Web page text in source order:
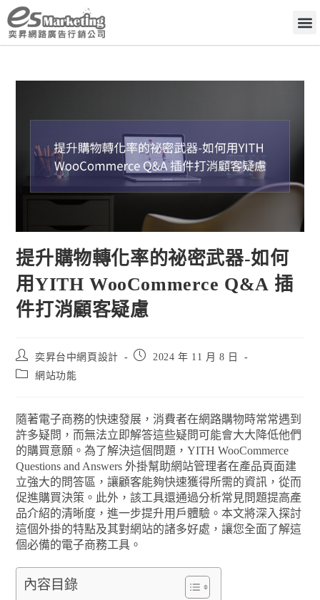
提升購物轉化率的祕密武器-如何
用YITH WooCommerce Q&A 插
件打消顧客疑慮
奕昇台中網頁設計
2024 年 11 月 8 日
網站功能
隨著電子商務的快速發展，消費者在網路購物時常常遇到
許多疑問，而無法立即解答這些疑問可能會大大降低他們
的購買意願。為了解決這個問題，YITH WooCommerce
Questions and Answers 外掛幫助網站管理者在產品頁面建
立強大的問答區，讓顧客能夠快速獲得所需的資訊，從而
促進購買決策。此外，該工具還通過分析常見問題提高產
品介紹的清晰度，進一步提升用戶體驗。本文將深入探討
這個外掛的特點及其對網站的諸多好處，讓您全面了解這
個必備的電子商務工具。
內容目錄